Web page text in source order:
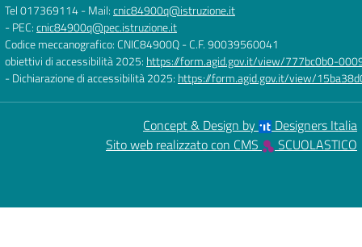
Tel 017369114- Mail:cnic84900q@istruzione.it
- PEC:cnic84900q@pec.istruzione.it
Codice meccanografico: CNIC84900Q- C.F. 90039560041
obiettivi di accessibilità 2025: https://form.agid.gov.it/view/777bc0b0-
- Dichiarazione di accessibilità 2025: https://form.agid.gov.it/view/
Concept & Design by
Designers Italia
Sito web realizzato con CMS
SCUOLASTICO